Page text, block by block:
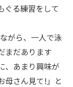
ぐる練習をして
がら、一人で泳
まだあります
、あまり興味が
母さん見て!」と